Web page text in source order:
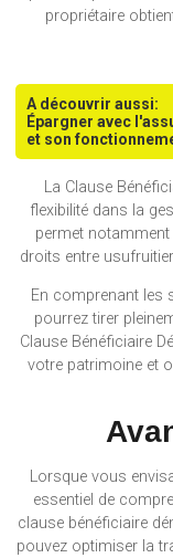
propriétaire
A découvrir aussi:
Épargner avec
et son
La Clause
flexibilité dans la
permet
droits entre
En comprenant les
pourrez tirer
Clause Bénéficiaire
votre patrimoine et
Lorsque vous
essentiel de
clause bénéficiaire
pouvez optimiser la